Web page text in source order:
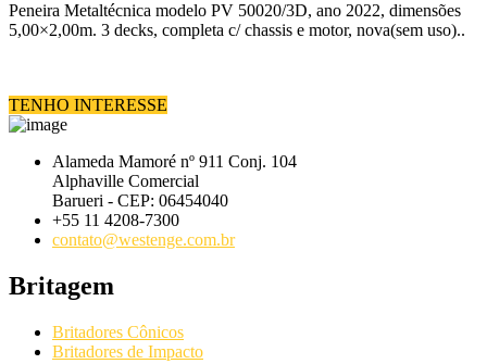
Peneira Metaltécnica modelo PV 50020/3D, ano 2022, dimensões
5,00×2,00m. 3 decks, completa c/ chassis e motor, nova(sem uso)..
TENHO INTERESSE
Alameda Mamoré nº 911 Conj. 104
Alphaville Comercial
Barueri - CEP: 06454040
+55 11 4208-7300
contato@westenge.com.br
Britagem
Britadores Cônicos
Britadores de Impacto